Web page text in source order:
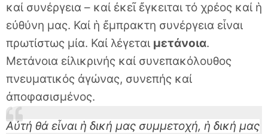
καί συνέργεια – καί ἐκεῖ ἔγκειται τό χρέος καί ἡ
εὐθύνη μας. Καί ἡ ἔμπρακτη συνέργεια εἶναι
πρωτίστως μία. Καί λέγεται μετάνοια.
Μετάνοια εἰλικρινής καί συνεπακόλουθος
πνευματικός ἀγώνας, συνεπής καί
ἀποφασισμένος.
Αὐτή θά εἶναι ἡ δική μας συμμετοχή, ἡ δική μας